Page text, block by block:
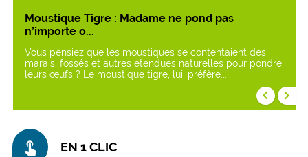
Moustique Tigre : Madame ne pond pas
n’importe o...
Vous pensiez que les moustiques se contentaient des
marais, fossés et autres étendues naturelles pour pondre
leurs œufs ? Le moustique tigre, lui, préfère...
keyboard_arrow_left keyboard_arrow_right
touch_app EN 1 CLIC